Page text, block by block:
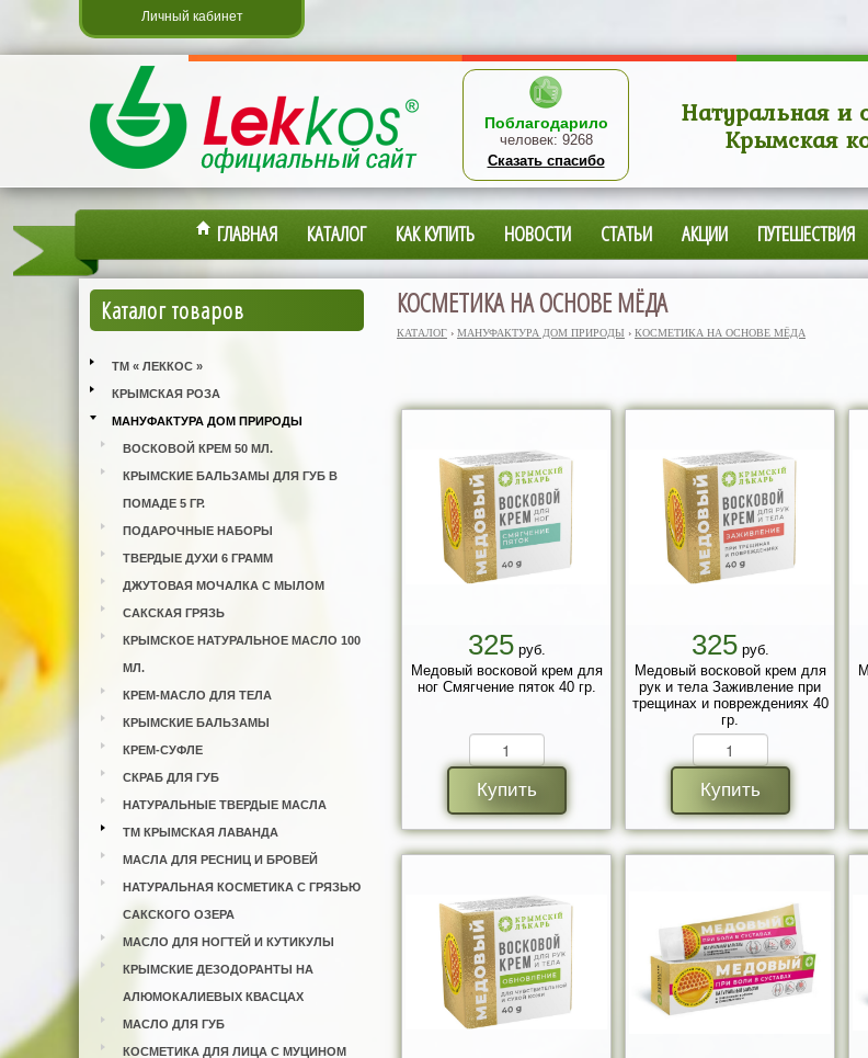
Личный кабинет
Поблагодарило
человек: 9268
Сказать спасибо
Натуральная и
Крымская
ГЛАВНАЯ КАТАЛОГ КАК КУПИТЬ НОВОСТИ СТАТЬИ АКЦИИ ПУТЕШЕСТВИЯ
Каталог товаров
ТМ « ЛЕККОС »
КРЫМСКАЯ РОЗА
МАНУФАКТУРА ДОМ ПРИРОДЫ
ВОСКОВОЙ КРЕМ 50 МЛ.
КРЫМСКИЕ БАЛЬЗАМЫ ДЛЯ ГУБ В
ПОМАДЕ 5 ГР.
ПОДАРОЧНЫЕ НАБОРЫ
ТВЕРДЫЕ ДУХИ 6 ГРАММ
ДЖУТОВАЯ МОЧАЛКА С МЫЛОМ
САКСКАЯ ГРЯЗЬ
КРЫМСКОЕ НАТУРАЛЬНОЕ МАСЛО 100
МЛ.
КРЕМ-МАСЛО ДЛЯ ТЕЛА
КРЫМСКИЕ БАЛЬЗАМЫ
КРЕМ-СУФЛЕ
СКРАБ ДЛЯ ГУБ
НАТУРАЛЬНЫЕ ТВЕРДЫЕ МАСЛА
ТМ КРЫМСКАЯ ЛАВАНДА
МАСЛА ДЛЯ РЕСНИЦ И БРОВЕЙ
НАТУРАЛЬНАЯ КОСМЕТИКА С ГРЯЗЬЮ
САКСКОГО ОЗЕРА
МАСЛО ДЛЯ НОГТЕЙ И КУТИКУЛЫ
КРЫМСКИЕ ДЕЗОДОРАНТЫ НА
АЛЮМОКАЛИЕВЫХ КВАСЦАХ
МАСЛО ДЛЯ ГУБ
КОСМЕТИКА ДЛЯ ЛИЦА С МУЦИНОМ
КОСМЕТИКА НА ОСНОВЕ МЁДА
КАТАЛОГ › МАНУФАКТУРА ДОМ ПРИРОДЫ › КОСМЕТИКА НА ОСНОВЕ МЁДА
325руб.
Медовый восковой крем для
ног Смягчение пяток 40 гр.
Купить
325руб.
Медовый восковой крем для
рук и тела Заживление при
трещинах и повреждениях 40
гр.
Купить